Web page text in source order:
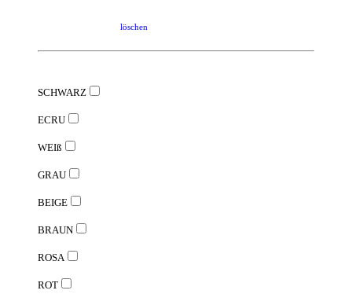
löschen
SCHWARZ
ECRU
WEIß
GRAU
BEIGE
BRAUN
ROSA
ROT